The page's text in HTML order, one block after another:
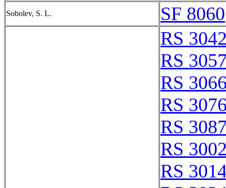
Sobolev, S. L.
SF 8060
RS
RS
RS
RS
RS
RS
RS